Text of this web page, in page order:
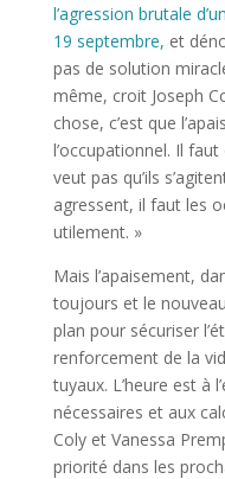
l’agression brutale
19 septembre, et
pas de solution
même, croit Joseph
chose, c’est que
l’occupationnel. Il
veut pas qu’ils
agressent, il faut les
utilement. »
Mais l’apaisement,
toujours et le
plan pour sécuriser
renforcement de la
tuyaux. L’heure est à
nécessaires et aux
Coly et Vanessa
priorité dans les